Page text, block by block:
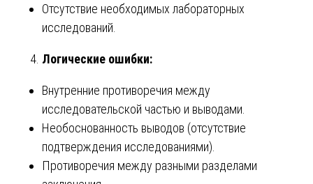
Отсутствие необходимых лабораторных
исследований.
Логические ошибки:
Внутренние противоречия между
исследовательской частью и выводами.
Необоснованность выводов (отсутствие
подтверждения исследованиями).
Противоречия между разными разделами